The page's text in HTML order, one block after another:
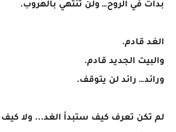
بدأت في الروح… ولن تنتهي بالهروب.
الغد قادم.
والبيت الجديد قادم.
ورائد… رائد لن يتوقف.
لم تكن تعرف كيف ستبدأ الغد... ولا